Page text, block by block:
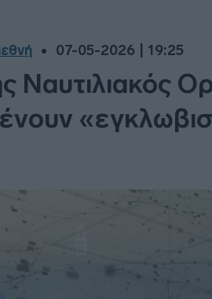
07-05-2026 | 19:25
Ναυτιλιακός